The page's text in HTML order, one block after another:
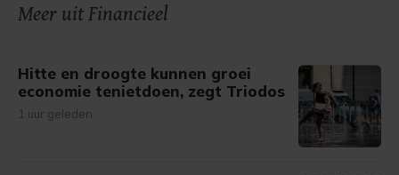
Meer uit Financieel
Hitte en droogte kunnen groei
economie tenietdoen, zegt Triodos
1 uur geleden